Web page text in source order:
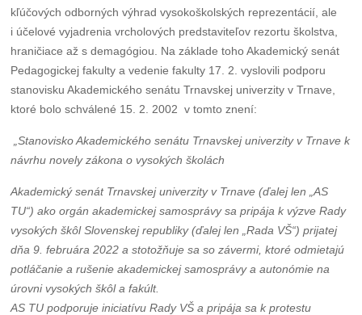
kľúčových odborných výhrad vysokoškolských reprezentácií, ale
i účelové vyjadrenia vrcholových predstaviteľov rezortu školstva,
hraničiace až s demagógiou. Na základe toho Akademický senát
Pedagogickej fakulty a vedenie fakulty 17. 2. vyslovili podporu
stanovisku Akademického senátu Trnavskej univerzity v Trnave,
ktoré bolo schválené 15. 2. 2002 v tomto znení:
„Stanovisko Akademického senátu Trnavskej univerzity v Trnave k
návrhu novely zákona o vysokých školách
Akademický senát Trnavskej univerzity v Trnave (ďalej len „AS
TU“) ako orgán akademickej samosprávy sa pripája k výzve Rady
vysokých škôl Slovenskej republiky (ďalej len „Rada VŠ“) prijatej
dňa 9. februára 2022 a stotožňuje sa so závermi, ktoré odmietajú
potláčanie a rušenie akademickej samosprávy a autonómie na
úrovni vysokých škôl a fakúlt.
AS TU podporuje iniciatívu Rady VŠ a pripája sa k protestu